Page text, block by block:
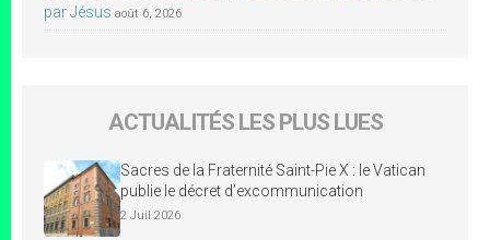
par Jésus août 6, 2026
ACTUALITÉS LES PLUS LUES
Sacres de la Fraternité Saint-Pie X : le Vatican
publie le décret d’excommunication
2 Juil 2026